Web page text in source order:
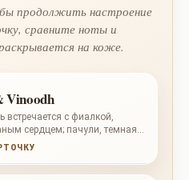
продолжить настроение
сравните ноты и
на коже.
Vinoodh
встречается с фиалкой,
сердцем; пачули, темная
добавляют композиции